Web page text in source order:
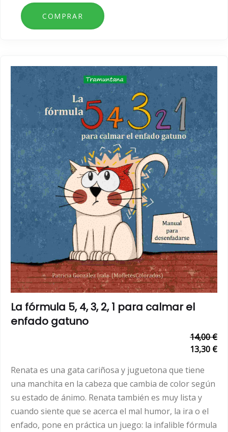
La fórmula 5, 4, 3, 2, 1 para calmar el
enfado gatuno
14,00 €
13,30 €
Renata es una gata cariñosa y juguetona que tiene
una manchita en la cabeza que cambia de color según
su estado de ánimo. Renata también es muy lista y
cuando siente que se acerca el mal humor, la ira o el
enfado, pone en práctica un juego: la infalible fórmula